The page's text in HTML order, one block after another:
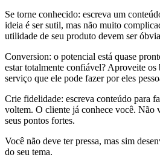
Se torne conhecido: escreva um
ideia é ser sutil, mas não muito
utilidade de seu produto devem ser
Conversion: o potencial está quase
estar totalmente confiável? Aproveite
serviço que ele pode fazer por eles
Crie fidelidade: escreva conteúdo para
voltem. O cliente já conhece você. Não
seus pontos fortes.
Você não deve ter pressa, mas sim
do seu tema.